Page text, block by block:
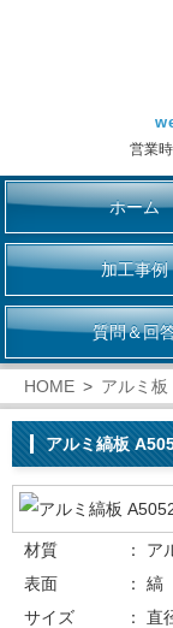
営業
ホーム
加工事例
質問＆回
HOME アルミ板
アルミ縞板
材質 ： アル
表面 ： 縞（
サイズ ： 直径